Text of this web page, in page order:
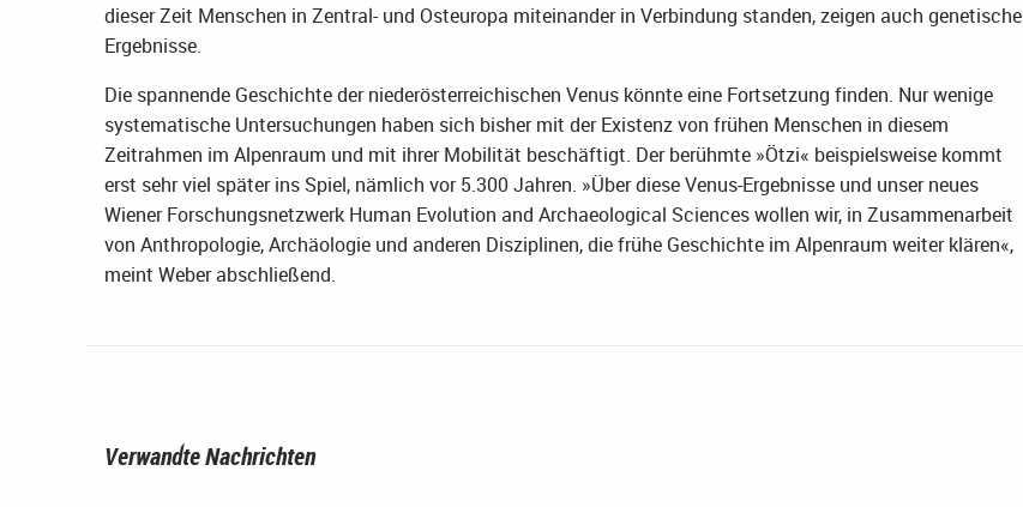
dieser Zeit Menschen in Zentral- und Osteuropa miteinander in Verbindung standen, zeigen auch genetische
Ergebnisse.
Die spannende Geschichte der niederösterreichischen Venus könnte eine Fortsetzung finden. Nur wenige
systematische Untersuchungen haben sich bisher mit der Existenz von frühen Menschen in diesem
Zeitrahmen im Alpenraum und mit ihrer Mobilität beschäftigt. Der berühmte »Ötzi« beispielsweise kommt
erst sehr viel später ins Spiel, nämlich vor 5.300 Jahren. »Über diese Venus-Ergebnisse und unser neues
Wiener Forschungsnetzwerk Human Evolution and Archaeological Sciences wollen wir, in Zusammenarbeit
von Anthropologie, Archäologie und anderen Disziplinen, die frühe Geschichte im Alpenraum weiter klären«,
meint Weber abschließend.
Verwandte Nachrichten